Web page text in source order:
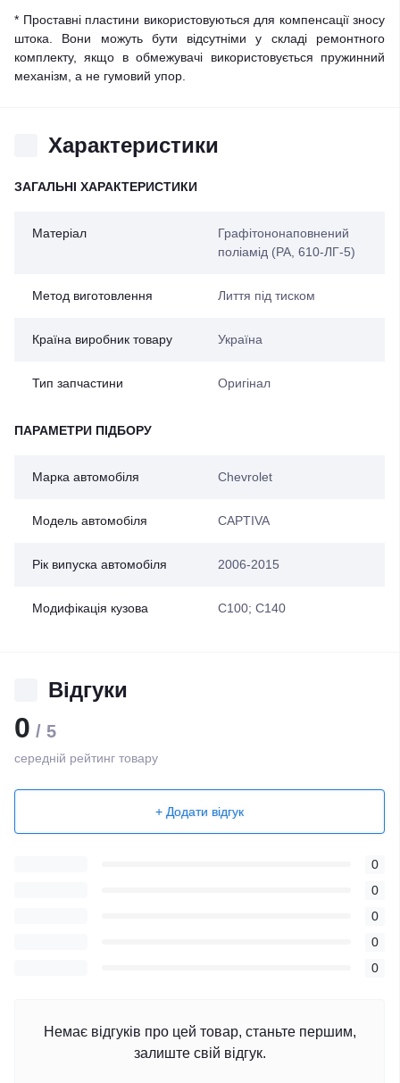
* Проставні пластини використовуються для компенсації зносу
штока. Вони можуть бути відсутніми у складі ремонтного
комплекту, якщо в обмежувачі використовується пружинний
механізм, а не гумовий упор.
Характеристики
ЗАГАЛЬНІ ХАРАКТЕРИСТИКИ
Матеріал
Графітононаповнений
поліамід (PA, 610-ЛГ-5)
Метод виготовлення Лиття під тиском
Країна виробник товару Україна
Тип запчастини Оригінал
ПАРАМЕТРИ ПІДБОРУ
Марка автомобіля Chevrolet
Модель автомобіля CAPTIVA
Рік випуска автомобіля 2006-2015
Модифікація кузова C100; C140
Відгуки
0 / 5
середній рейтинг товару
+ Додати відгук
0
0
0
0
0
Немає відгуків про цей товар, станьте першим,
залиште свій відгук.